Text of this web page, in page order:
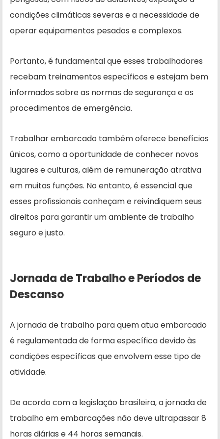
condições climáticas severas e a necessidade de
operar equipamentos pesados e complexos.
Portanto, é fundamental que esses trabalhadores
recebam treinamentos específicos e estejam bem
informados sobre as normas de segurança e os
procedimentos de emergência.
Trabalhar embarcado também oferece benefícios
únicos, como a oportunidade de conhecer novos
lugares e culturas, além de remuneração atrativa
em muitas funções. No entanto, é essencial que
esses profissionais conheçam e reivindiquem seus
direitos para garantir um ambiente de trabalho
seguro e justo.
Jornada de Trabalho e Períodos de
Descanso
A jornada de trabalho para quem atua embarcado
é regulamentada de forma específica devido às
condições específicas que envolvem esse tipo de
atividade.
De acordo com a legislação brasileira, a jornada de
trabalho em embarcações não deve ultrapassar 8
horas diárias e 44 horas semanais.